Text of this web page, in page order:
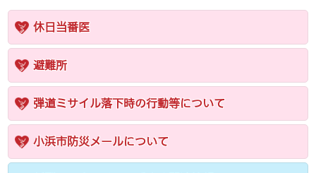
休日当番医
避難所
弾道ミサイル落下時の行動等について
小浜市防災メールについて